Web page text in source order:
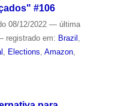
#106
08/12/2022 — última
registrado em: Brazil ,
, Elections, Amazon,